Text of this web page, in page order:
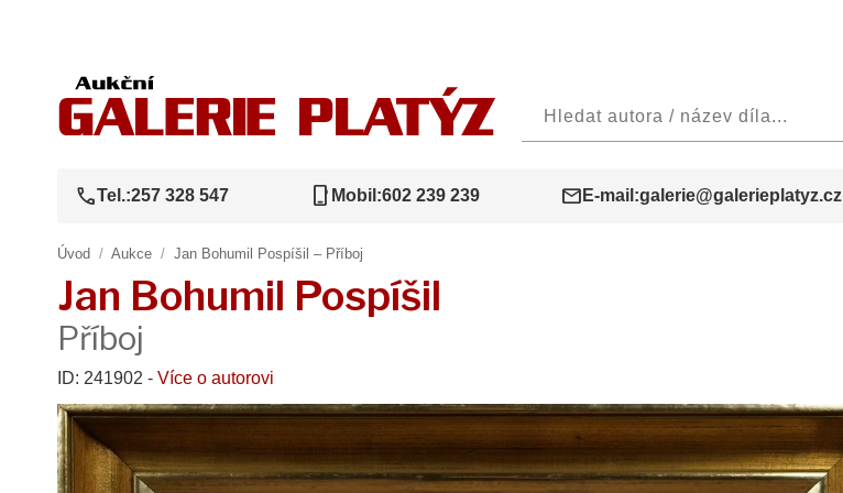
callTel.:257 328 547 phone_iphone Mobil:602 239 239 mail E-mail:galerie@galerieplatyz.cz
Úvod / Aukce / Jan Bohumil Pospíšil – Příboj
Jan Bohumil Pospíšil
Příboj
ID: 241902 - Více o autorovi